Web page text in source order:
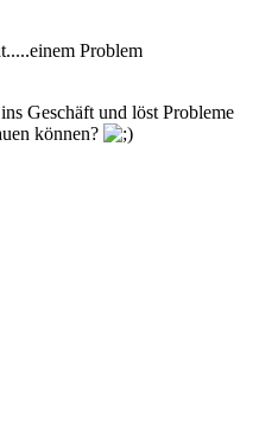
Problem
Geschäft und löst Probleme
können?